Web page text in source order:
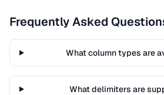
Frequently Asked
What column types are
What delimiters are